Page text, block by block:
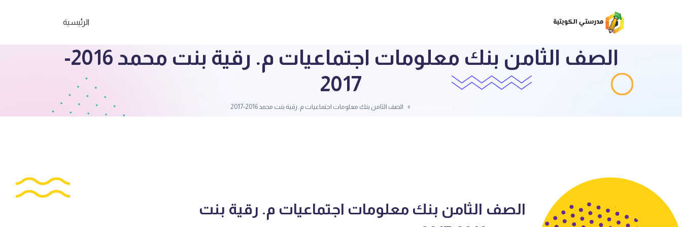
الرئيسية
الصف الثامن بنك معلومات اجتماعيات م. رقية بنت محمد 2016-
2017
الصف الثامن بنك معلومات اجتماعيات م. رقية بنت محمد 2016-2017
الصف الثامن بنك معلومات اجتماعيات م. رقية بنت